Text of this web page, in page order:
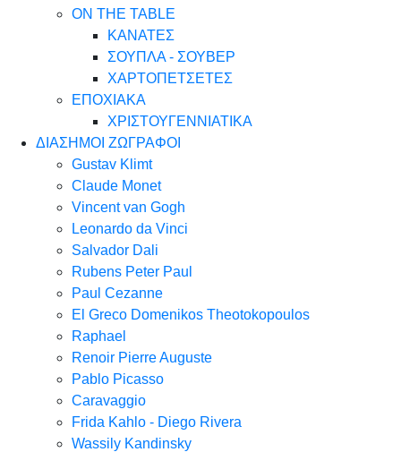
ON THE TABLE
ΚΑΝΑΤΕΣ
ΣΟΥΠΛΑ - ΣΟΥΒΕΡ
ΧΑΡΤΟΠΕΤΣΕΤΕΣ
ΕΠΟΧΙΑΚΑ
ΧΡΙΣΤΟΥΓΕΝΝΙΑΤΙΚΑ
ΔΙΑΣΗΜΟΙ ΖΩΓΡΑΦΟΙ
Gustav Klimt
Claude Monet
Vincent van Gogh
Leonardo da Vinci
Salvador Dali
Rubens Peter Paul
Paul Cezanne
El Greco Domenikos Theotokopoulos
Raphael
Renoir Pierre Auguste
Pablo Picasso
Caravaggio
Frida Kahlo - Diego Rivera
Wassily Kandinsky